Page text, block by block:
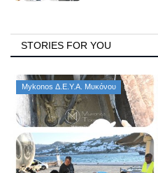
STORIES FOR YOU
Mykonos Δ.Ε.Υ.Α. Μυκόνου